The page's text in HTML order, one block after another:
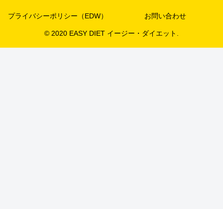
プライバシーポリシー（EDW） お問い合わせ
© 2020 EASY DIET イージー・ダイエット.